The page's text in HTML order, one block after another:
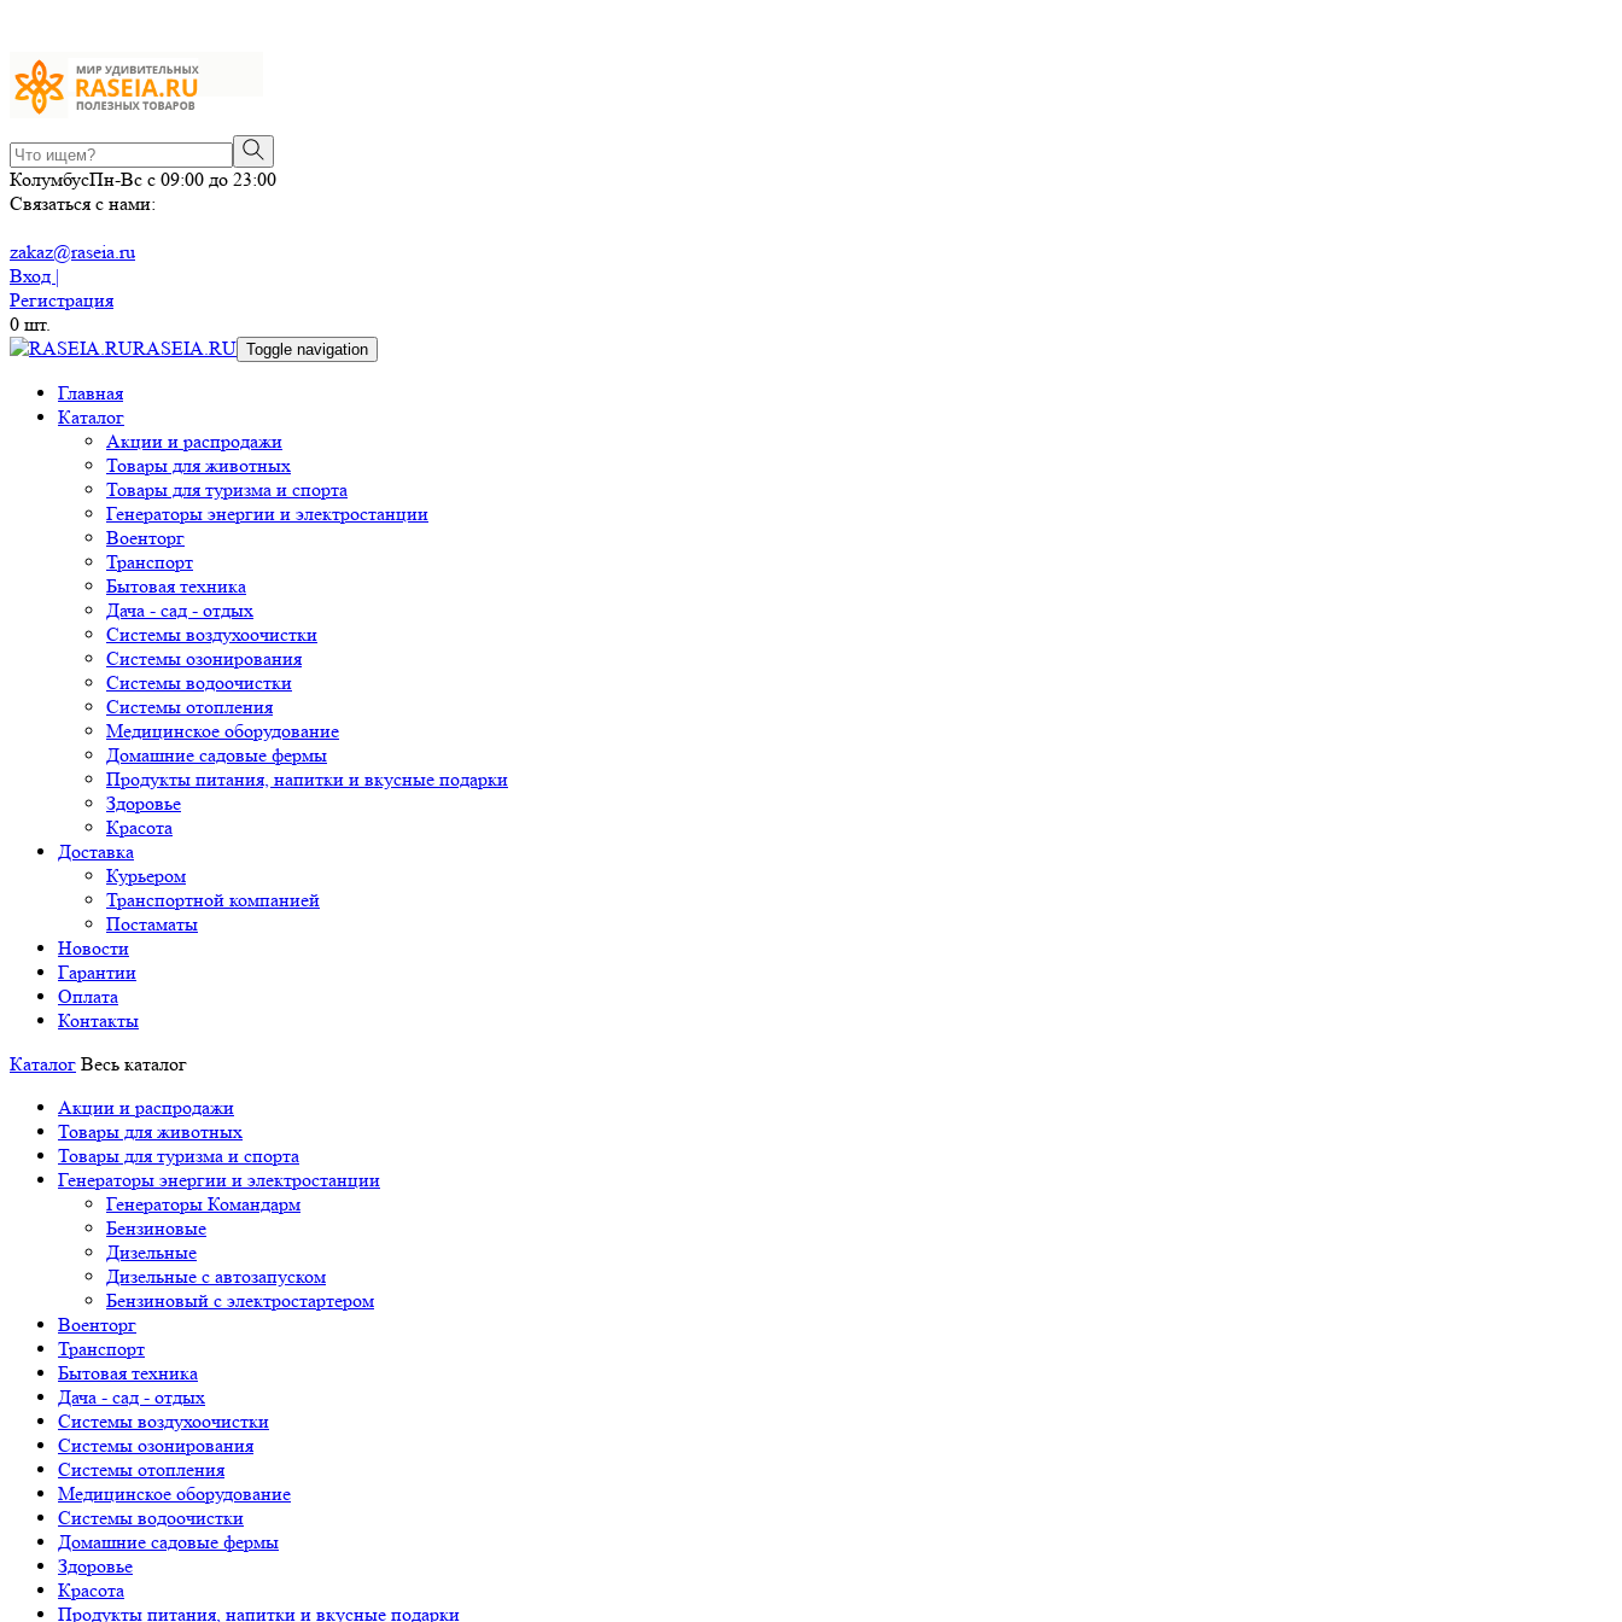
КолумбусПн-Вс с 09:00 до 23:00
Связаться с нами:
zakaz@raseia.ru
Вход |
Регистрация
0 шт.
RASEIA.RU Toggle navigation
Главная
Каталог
Акции и распродажи
Товары для животных
Товары для туризма и спорта
Генераторы энергии и электростанции
Военторг
Транспорт
Бытовая техника
Дача - сад - отдых
Системы воздухоочистки
Системы озонирования
Системы водоочистки
Системы отопления
Медицинское оборудование
Домашние садовые фермы
Продукты питания, напитки и вкусные подарки
Здоровье
Красота
Доставка
Курьером
Транспортной компанией
Постаматы
Новости
Гарантии
Оплата
Контакты
Каталог Весь каталог
Акции и распродажи
Товары для животных
Товары для туризма и спорта
Генераторы энергии и электростанции
Генераторы Командарм
Бензиновые
Дизельные
Дизельные с автозапуском
Бензиновый с электростартером
Военторг
Транспорт
Бытовая техника
Дача - сад - отдых
Системы воздухоочистки
Системы озонирования
Системы отопления
Медицинское оборудование
Системы водоочистки
Домашние садовые фермы
Здоровье
Красота
Продукты питания, напитки и вкусные подарки